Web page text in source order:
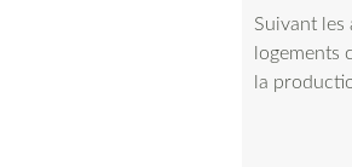
Suivant
logements
la